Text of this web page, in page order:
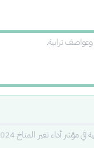
ترابية.